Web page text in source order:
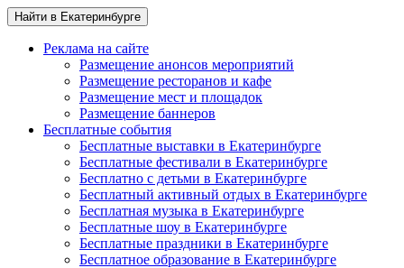
Найти в Екатеринбурге
Реклама на сайте
Размещение анонсов мероприятий
Размещение ресторанов и кафе
Размещение мест и площадок
Размещение баннеров
Бесплатные события
Бесплатные выставки в Екатеринбурге
Бесплатные фестивали в Екатеринбурге
Бесплатно с детьми в Екатеринбурге
Бесплатный активный отдых в Екатеринбурге
Бесплатная музыка в Екатеринбурге
Бесплатные шоу в Екатеринбурге
Бесплатные праздники в Екатеринбурге
Бесплатное образование в Екатеринбурге